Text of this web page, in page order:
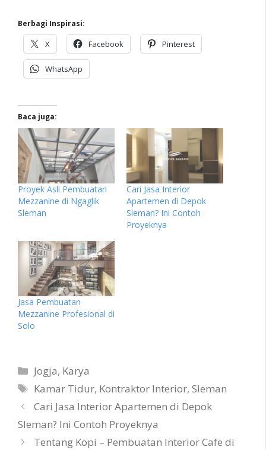
Berbagi Inspirasi:
X Facebook Pinterest
WhatsApp
Baca juga:
Proyek Asli Pembuatan
Mezzanine di Ngaglik
Sleman
Cari Jasa Interior
Apartemen di Depok
Sleman? Ini Contoh
Proyeknya
Jasa Pembuatan
Mezzanine Profesional di
Solo
Categories
Jogja, Karya
Tags
Kamar Tidur, Kontraktor Interior,Sleman
Cari Jasa Interior Apartemen di Depok
Sleman? Ini Contoh Proyeknya
Tentang Kopi – Pembuatan Interior Cafe di